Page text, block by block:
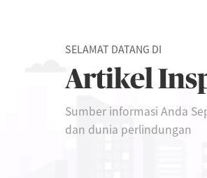
SELAMAT DATANG DI
Artikel
Sumber informasi Anda
dan dunia perlindungan